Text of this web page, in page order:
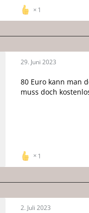
1
29. Juni 2023
80 Euro kann man
muss doch
1
2. Juli 2023